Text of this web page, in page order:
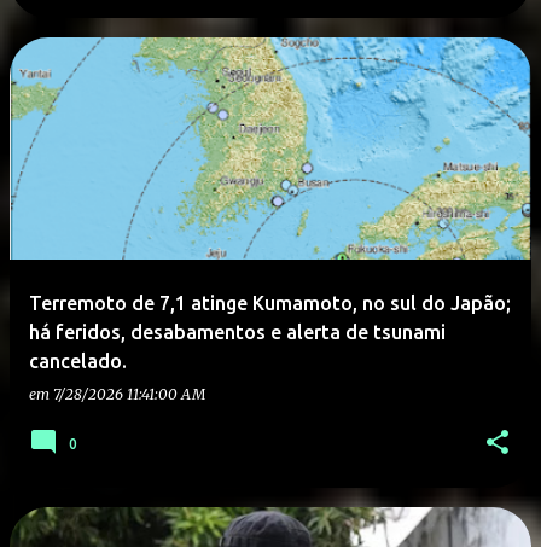
Terremoto de 7,1 atinge Kumamoto, no sul do Japão;
há feridos, desabamentos e alerta de tsunami
cancelado.
em 7/28/2026 11:41:00 AM
0